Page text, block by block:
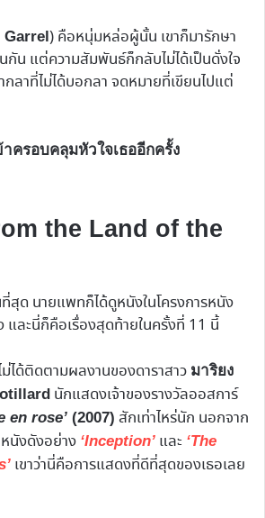
Garrel) คือหนุ่มหล่อผู้นั้น เขาก็มารักษา
กัน แต่ความสัมพันธ์ก็กลับไม่ได้เป็นดั่งใจ
กลาที่ไม่ได้บอกลา จดหมายที่เขียนไปแต่
ครอบคลุมหัวใจเธออีกครั้ง
the Land of the
สุด นายแพทก็ได้ดูหนังในโครงการหนัง
และนี่ก็คือเรื่องสุดท้ายในครั้งที่ 11 นี้
ได้ติดตามผลงานของดาราสาว มาริยง
นักแสดงเจ้าของรางวัลออสการ์
en rose’ (2007) สักเท่าไหร่นัก นอกจาก
นังดังอย่าง ‘Inception’ และ ‘The
เขาว่านี่คือการแสดงที่ดีที่สุดของเธอเลย